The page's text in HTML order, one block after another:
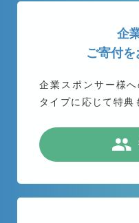
企
ご寄付
企業スポンサー様
タイプに応じて特典